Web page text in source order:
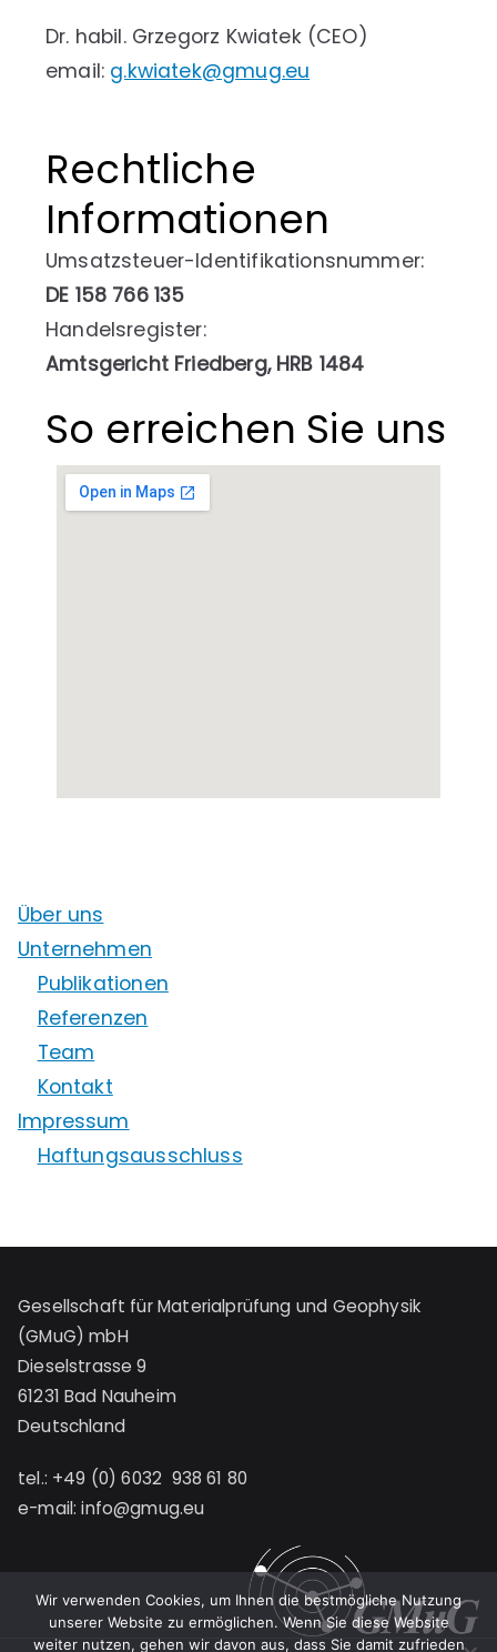
Dr. habil. Grzegorz Kwiatek (CEO)
email: g.kwiatek@gmug.eu
Rechtliche
Informationen
Umsatzsteuer-Identifikationsnummer:
DE 158 766 135
Handelsregister:
Amtsgericht Friedberg, HRB 1484
So erreichen Sie uns
Über uns
Unternehmen
Publikationen
Referenzen
Team
Kontakt
Impressum
Haftungsausschluss
Gesellschaft für Materialprüfung und Geophysik
(GMuG) mbH
Dieselstrasse 9
61231 Bad Nauheim
Deutschland
tel.: +49 (0) 6032 938 61 80
e-mail:info@gmug.eu
Wir verwenden Cookies, um Ihnen die bestmögliche Nutzung
unserer Website zu ermöglichen. Wenn Sie diese Website
weiter nutzen, gehen wir davon aus, dass Sie damit zufrieden